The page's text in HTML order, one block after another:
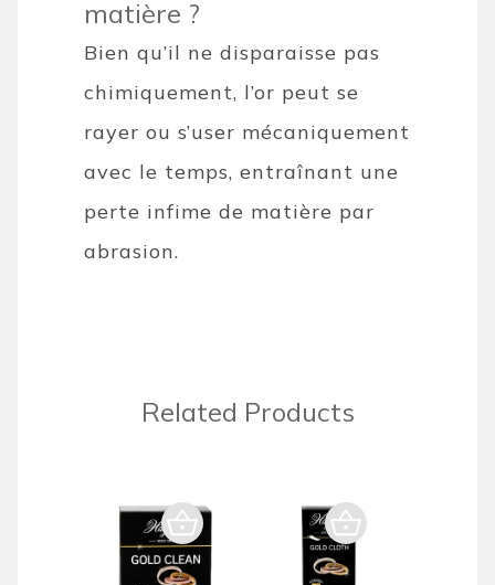
matière ?
Bien qu’il ne disparaisse pas
chimiquement, l’or peut se
rayer ou s’user mécaniquement
avec le temps, entraînant une
perte infime de matière par
abrasion.
Related Products